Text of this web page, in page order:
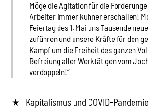
Möge die Agitation für die
Arbeiter immer kühner erschallen!
Feiertag des 1. Mai uns Tausende
zuführen und unsere Kräfte für den
Kampf um die Freiheit des ganzen
Befreiung aller Werktätigen vom
verdoppeln!“
Kapitalismus und COVID-